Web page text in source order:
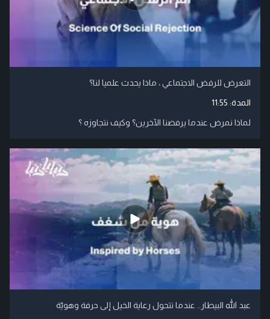
التعرض للرفض الاجتماعي ، ماذا يحدث علميا لنا؟
المدة: 11:55
لماذا نمرض عندما يرفضنا الآخرين؟ وكيف نتجاوزه ؟
عبد الله البيطار.. عندما تتحول رعاية الخيل إلى حرفة وهويّة